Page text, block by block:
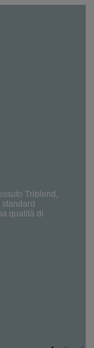
Triblend,
qualità di